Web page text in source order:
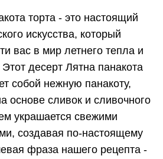
торта - это настоящий
искусства, который
вас в мир летнего тепла и
десерт Лятна панакота
собой нежную панакоту,
основе сливок и сливочного
украшается свежими
создавая по-настоящему
фраза нашего рецепта -